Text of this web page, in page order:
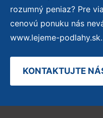
rozumný peniaz? Pre
cenovú ponuku nás
www.lejeme-podlahy.sk.
KONTAKTUJTE